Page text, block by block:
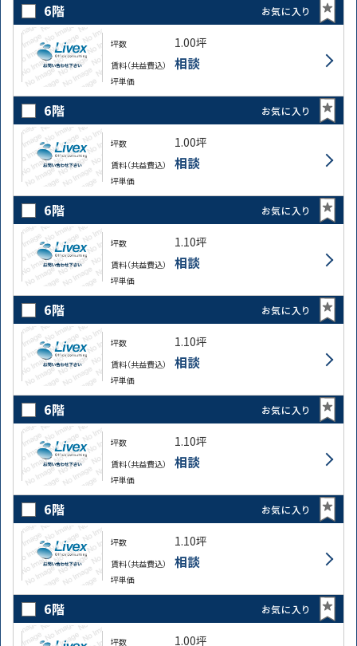
6階 お気に入り
坪数 1.00坪
賃料（共益費込） 相談
坪単価
6階 お気に入り
坪数 1.00坪
賃料（共益費込） 相談
坪単価
6階 お気に入り
坪数 1.10坪
賃料（共益費込） 相談
坪単価
6階 お気に入り
坪数 1.10坪
賃料（共益費込） 相談
坪単価
6階 お気に入り
坪数 1.10坪
賃料（共益費込） 相談
坪単価
6階 お気に入り
坪数 1.10坪
賃料（共益費込） 相談
坪単価
6階 お気に入り
坪数 1.00坪